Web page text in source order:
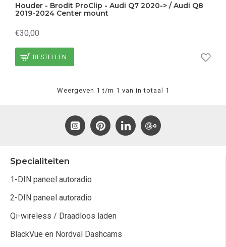
Houder - Brodit ProClip - Audi Q7 2020-> / Audi Q8
2019-2024 Center mount
€30,00
BESTELLEN
Weergeven 1 t/m 1 van in totaal 1
Specialiteiten
1-DIN paneel autoradio
2-DIN paneel autoradio
Qi-wireless / Draadloos laden
BlackVue en Nordval Dashcams